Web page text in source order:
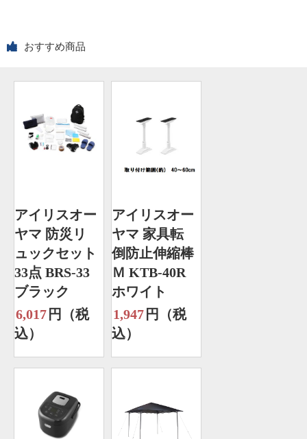
おすすめ商品
アイリスオー
ヤマ 防災リ
ュックセット
33点 BRS-33
ブラック
6,017 円（税
込）
アイリスオー
ヤマ 家具転
倒防止伸縮棒
Ｍ KTB-40R
ホワイト
1,947 円（税
込）